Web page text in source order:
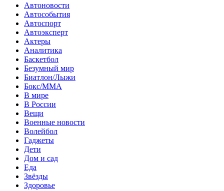
Автоновости
Автособытия
Автоспорт
Автоэксперт
Актеры
Аналитика
Баскетбол
Безумный мир
Биатлон/Лыжи
Бокс/MMA
В мире
В России
Вещи
Военные новости
Волейбол
Гаджеты
Дети
Дом и сад
Еда
Звёзды
Здоровье